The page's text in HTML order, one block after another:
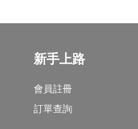
新手上路
會員註冊
訂單查詢